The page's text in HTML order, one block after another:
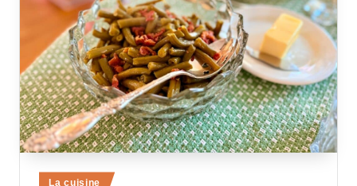
Posted
La cuisine